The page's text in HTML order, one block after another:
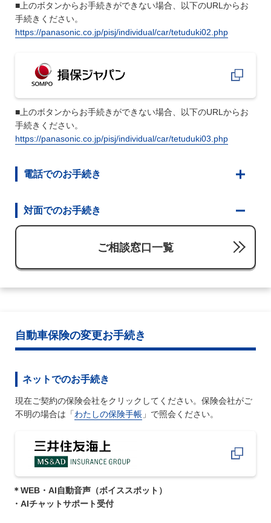
■上のボタンからお手続きができない場合、以下のURLからお
手続きください。
https://panasonic.co.jp/pisj/individual/car/tetuduki02.php
■上のボタンからお手続きができない場合、以下のURLからお
手続きください。
https://panasonic.co.jp/pisj/individual/car/tetuduki03.php
電話でのお手続き
対面でのお手続き
ご相談窓口一覧
自動車保険の変更お手続き
ネットでのお手続き
現在ご契約の保険会社をクリックしてください。保険会社がご
不明の場合は「わたしの保険手帳 」で照会ください。
＊WEB・AI自動音声（ボイススポット）
・AIチャットサポート受付